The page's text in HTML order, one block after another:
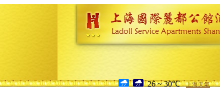
26 ~ 30℃ 上海天氣